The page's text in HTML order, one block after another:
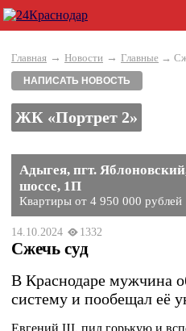
Главная → Новости → Главные →
НАПИСАТЬ НОВОСТЬ
ЖК «Портрет 2»
Адыгея, пгт.
шоссе, 1П
Квартиры от 4 950 000 рублей
14.10.2024 1332
Сжечь суд
В Краснодаре мужчина
систему и пообещал её
Евгений Ш. пил горькую и